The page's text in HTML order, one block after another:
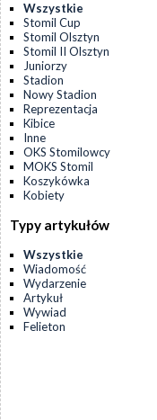
Wszystkie
Stomil Cup
Stomil Olsztyn
Stomil II Olsztyn
Juniorzy
Stadion
Nowy Stadion
Reprezentacja
Kibice
Inne
OKS Stomilowcy
MOKS Stomil
Koszykówka
Kobiety
Typy artykułów
Wszystkie
Wiadomość
Wydarzenie
Artykuł
Wywiad
Felieton